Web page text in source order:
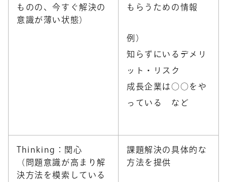
ものの、今すぐ解決の
意識が薄い状態）
もらうための情報
例）
知らずにいるデメリ
ット・リスク
成長企業は○○をや
っている など
Thinking：関心
（問題意識が高まり解
決方法を模索している
課題解決の具体的な
方法を提供